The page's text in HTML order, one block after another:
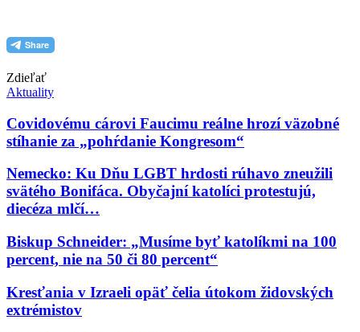
Zdieľať
Aktuality
Covidovému cárovi Faucimu reálne hrozí väzobné
stíhanie za „pohŕdanie Kongresom“
Nemecko: Ku Dňu LGBT hrdosti rúhavo zneužili
svätého Bonifáca. Obyčajní katolíci protestujú,
diecéza mlčí…
Biskup Schneider: „Musíme byť katolíkmi na 100
percent, nie na 50 či 80 percent“
Kresťania v Izraeli opäť čelia útokom židovských
extrémistov